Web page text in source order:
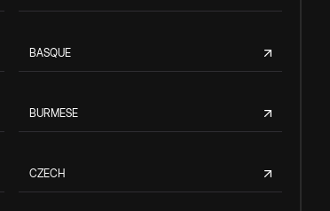
BASQUE
BURMESE
CZECH